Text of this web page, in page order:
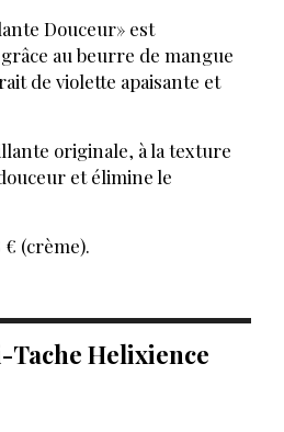
Douceur» est
au beurre de mangue
de violette apaisante et
originale, à la texture
et élimine le
€ (crème).
Tache Helixience